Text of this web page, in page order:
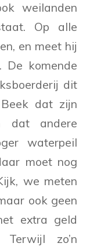
weilanden
Op alle
en meet hij
De komende
dit
dat zijn
dat andere
waterpeil
moet nog
we meten
ook geen
extra geld
zo’n